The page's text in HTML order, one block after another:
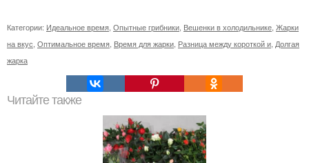
Категории: Идеальное время Опытные грибники Вешенки в холодильнике Жарки
на вкус Оптимальное время Время для жарки Разница между короткой и Долгая
жарка
Читайте также